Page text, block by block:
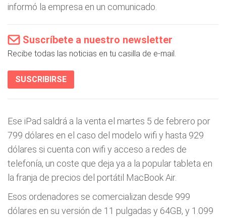
informó la empresa en un comunicado.
Suscríbete a nuestro newsletter
Recibe todas las noticias en tu casilla de e-mail.
SUSCRIBIRSE
Ese iPad saldrá a la venta el martes 5 de febrero por
799 dólares en el caso del modelo wifi y hasta 929
dólares si cuenta con wifi y acceso a redes de
telefonía, un coste que deja ya a la popular tableta en
la franja de precios del portátil MacBook Air.
Esos ordenadores se comercializan desde 999
dólares en su versión de 11 pulgadas y 64GB, y 1.099